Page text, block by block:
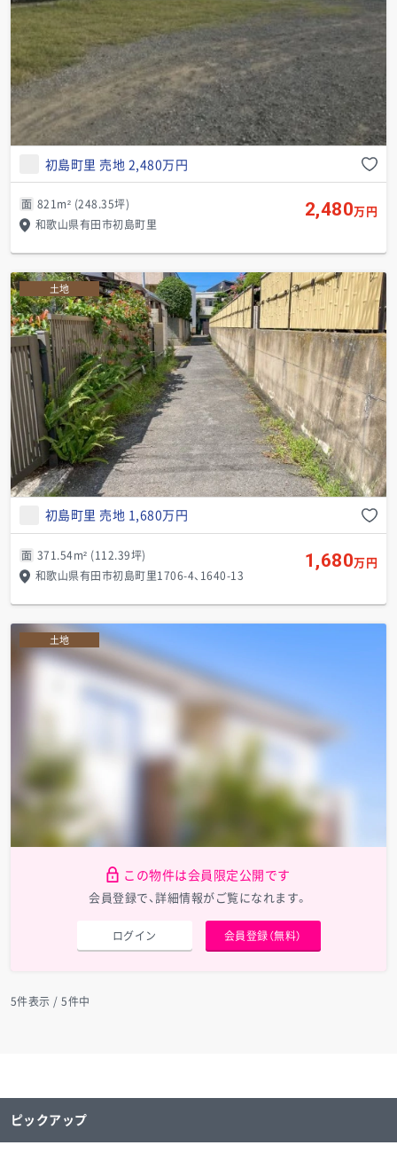
初島町里 売地 2,480万円
面 821m² (248.35坪)
和歌山県有田市初島町里
2,480万円
土地
初島町里 売地 1,680万円
面 371.54m² (112.39坪)
和歌山県有田市初島町里1706-4、1640-13
1,680万円
土地
この物件は会員限定公開です
会員登録で、詳細情報がご覧になれます。
ログイン 会員登録（無料）
5件表示 / 5件中
ピックアップ